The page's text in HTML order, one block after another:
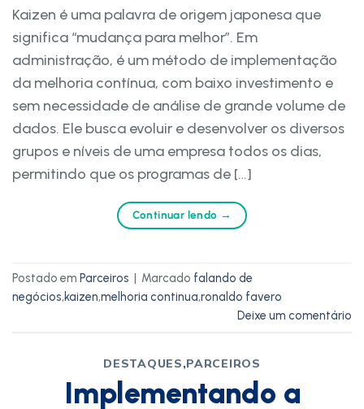
Kaizen é uma palavra de origem japonesa que
significa “mudança para melhor”. Em
administração, é um método de implementação
da melhoria contínua, com baixo investimento e
sem necessidade de análise de grande volume de
dados. Ele busca evoluir e desenvolver os diversos
grupos e níveis de uma empresa todos os dias,
permitindo que os programas de […]
Continuar lendo →
Postado em Parceiros | Marcado falando de
negócios,kaizen,melhoria continua,ronaldo favero
Deixe um comentário
DESTAQUES,PARCEIROS
Implementando a